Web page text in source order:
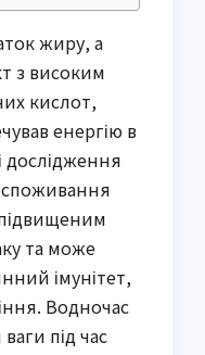
жиру, а
з високим
кислот,
енергію в
дослідження
та може
імунітет,
Водночас
під час